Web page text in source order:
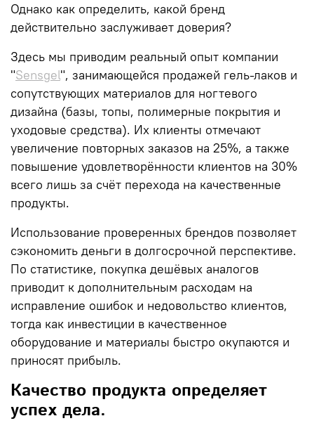
Однако как определить, какой бренд
действительно заслуживает доверия?
Здесь мы приводим реальный опыт компании
"Sensgel", занимающейся продажей гель-лаков и
сопутствующих материалов для ногтевого
дизайна (базы, топы, полимерные покрытия и
уходовые средства). Их клиенты отмечают
увеличение повторных заказов на 25%, а также
повышение удовлетворённости клиентов на 30%
всего лишь за счёт перехода на качественные
продукты.
Использование проверенных брендов позволяет
сэкономить деньги в долгосрочной перспективе.
По статистике, покупка дешёвых аналогов
приводит к дополнительным расходам на
исправление ошибок и недовольство клиентов,
тогда как инвестиции в качественное
оборудование и материалы быстро окупаются и
приносят прибыль.
Качество продукта определяет
успех дела.